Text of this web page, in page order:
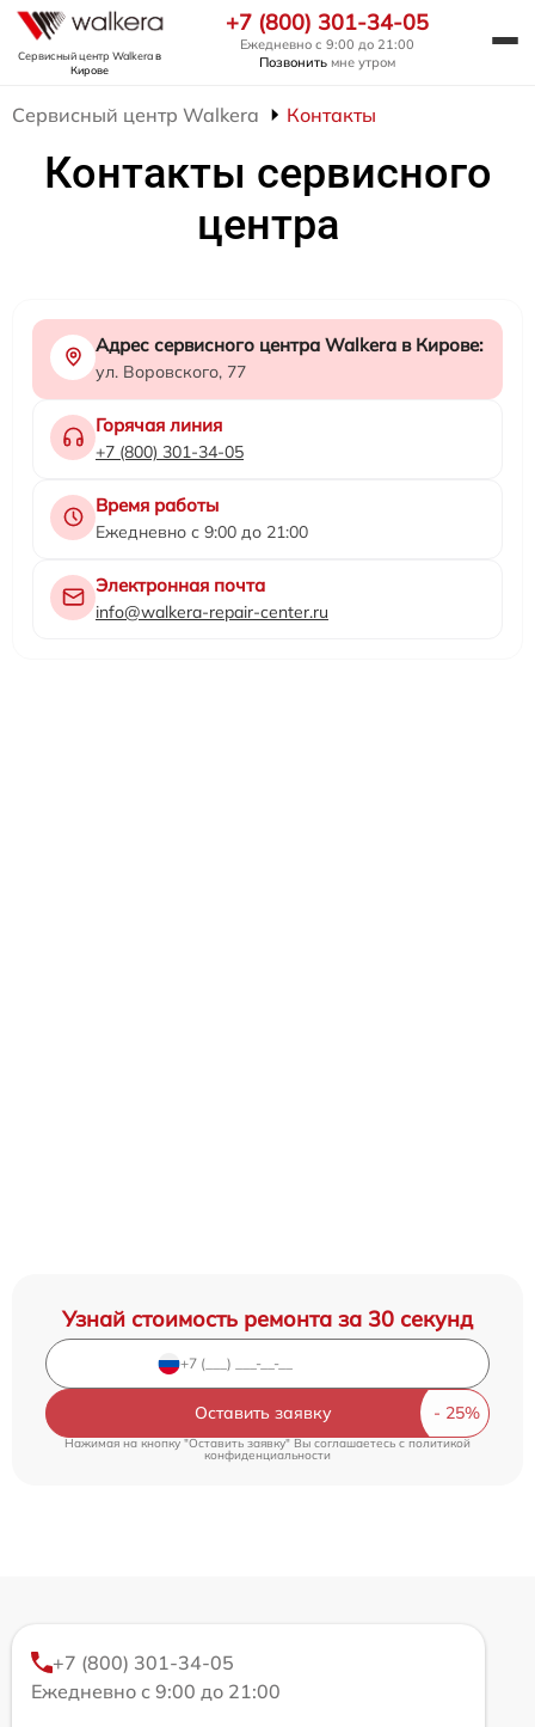
Сервисный центр Walkeraв
Кирове
+7 (800) 301-34-05
Ежедневно с 9:00 до 21:00
Позвонить мне утром
Сервисный центр Walkera Контакты
Контакты сервисного
центра
Адрес сервисного центра Walkera в Кирове:
ул. Воровского, 77
Горячая линия
+7 (800) 301-34-05
Время работы
Ежедневно с 9:00 до 21:00
Электронная почта
info@walkera-repair-center.ru
Узнай стоимость ремонта за 30 секунд
Оставить заявку
Нажимая на кнопку "Оставить заявку" Вы соглашаетесь cполитикой
конфиденциальности
+7 (800) 301-34-05
Ежедневно с 9:00 до 21:00